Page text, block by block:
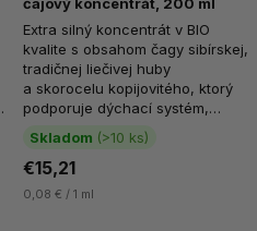
Skladom (>10 ks)
€15,21
0,08 € / 1 ml
Extra silný koncentrát v BIO
kvalite s obsahom čagy sibírskej,
tradičnej liečivej huby
a skorocelu kopijovitého, ktorý
podporuje dýchací systém,
prirodzenú...